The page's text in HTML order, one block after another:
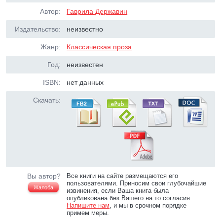
Автор: Гаврила Державин
Издательство: неизвестно
Жанр: Классическая проза
Год: неизвестен
ISBN: нет данных
Скачать:
Вы автор?
Жалоба
Все книги на сайте размещаются его
пользователями. Приносим свои глубочайшие
извинения, если Ваша книга была
опубликована без Вашего на то согласия.
Напишите нам, и мы в срочном порядке
примем меры.